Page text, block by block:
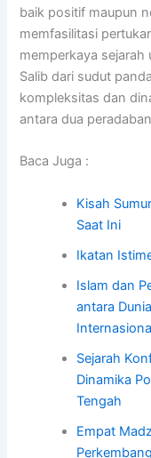
baik positif maupun
memfasilitasi
memperkaya sejarah
Salib dari sudut
kompleksitas dan
antara dua
Baca Juga :
Kisah
Saat Ini
Ikatan
Islam dan
antara
Sejarah
Dinamika
Tengah
Empat